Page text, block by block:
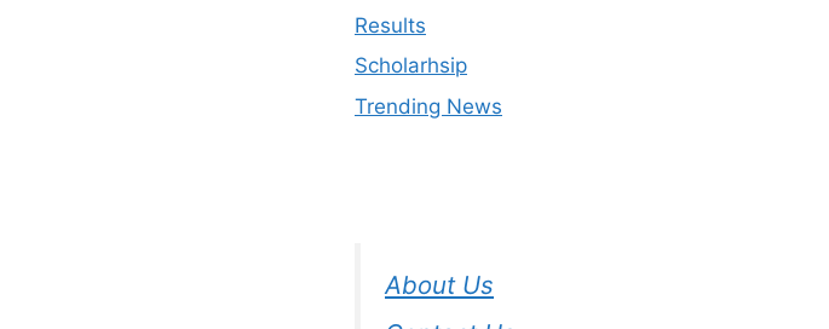
Results
Scholarhsip
Trending News
About Us